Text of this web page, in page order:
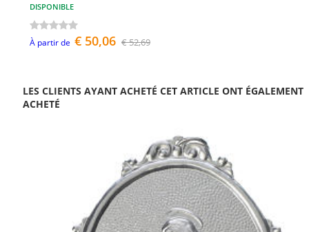
DISPONIBLE
À partir de € 50,06 € 52,69
LES CLIENTS AYANT ACHETÉ CET ARTICLE ONT ÉGALEMENT
ACHETÉ